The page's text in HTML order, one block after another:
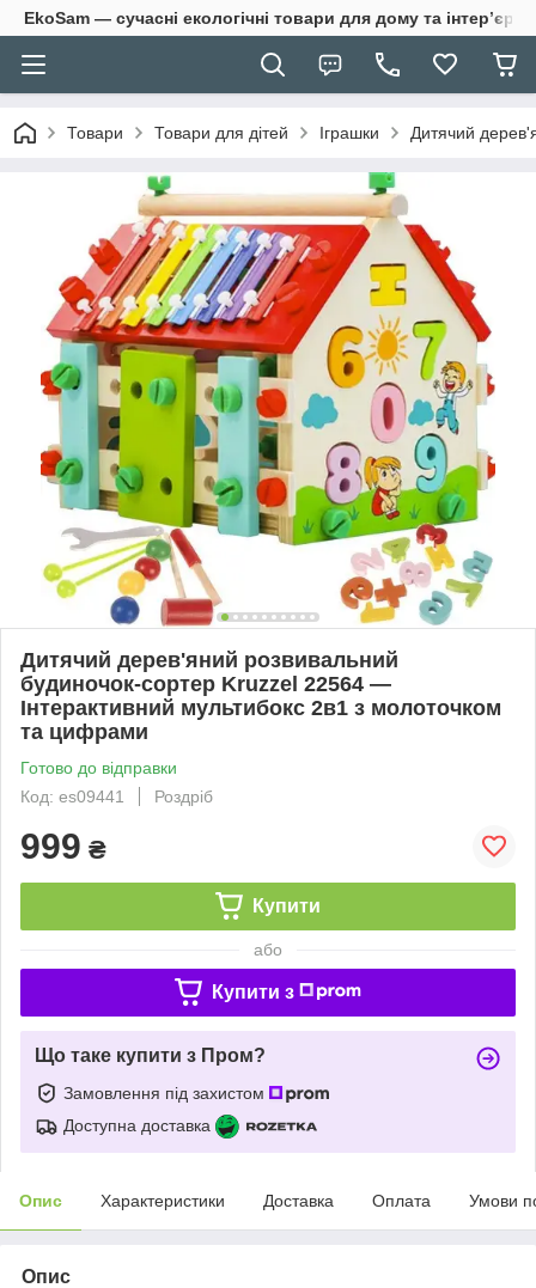
EkoSam — сучасні екологічні товари для дому та інтер’єру.
Товари Товари для дітей Іграшки Дитячий
Дитячий дерев'яний розвивальний
будиночок-сортер Kruzzel 22564 —
Інтерактивний мультибокс 2в1 з молоточком
та цифрами
Готово до відправки
Код: es09441
Роздріб
999 ₴
Купити
або
Купити з
Що таке купити з Пром?
Замовлення під захистом
Доступна доставка
Опис Характеристики Доставка Оплата Умови
Опис